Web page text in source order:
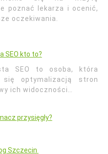
poznać lekarza i ocenić,
oczekiwania.
SEO kto to?
SEO to osoba, która
się optymalizacją stron
ich widoczności…
przysięgły?
Szczecin